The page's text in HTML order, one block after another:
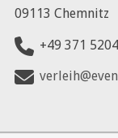
09113 Chemnitz
+49 371